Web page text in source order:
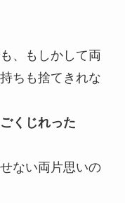
、もしかして両
ちも捨てきれな
くじれった
ない両片思いの